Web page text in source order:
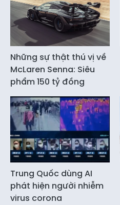
Những sự thật thú vị về
McLaren Senna: Siêu
phẩm 150 tỷ đồng
Trung Quốc dùng AI
phát hiện người nhiễm
virus corona